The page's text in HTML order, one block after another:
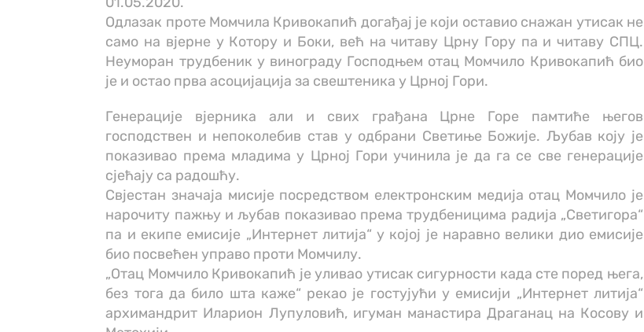
Одлазак проте Момчила Кривокапић догађај је који оставио снажан утисак не
само на вјерне у Котору и Боки, већ на читаву Црну Гору па и читаву СПЦ.
Неуморан трудбеник у винограду Господњем отац Момчило Кривокапић био
је и остао прва асоцијација за свештеника у Црној Гори.
Генерације вјерника али и свих грађана Црне Горе памтиће његов
господствен и непоколебив став у одбрани Светиње Божије. Љубав коју је
показивао према младима у Црној Гори учинила је да га се све генерације
сјећају са радошћу.
Свјестан значаја мисије посредством електронским медија отац Момчило је
нарочиту пажњу и љубав показивао према трудбеницима радија „Светигора“
па и екипе емисије „Интернет литија“ у којој је наравно велики дио емисије
био посвећен управо проти Момчилу.
„Отац Момчило Кривокапић је уливао утисак сигурности када сте поред њега,
без тога да било шта каже“ рекао је гостујући у емисији „Интернет литија“
архимандрит Иларион Лупуловић, игуман манастира Драганац на Косову и